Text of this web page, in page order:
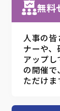
無料
人事の
ナーや
アップ
の開催
ただけま